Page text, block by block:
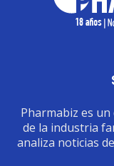
Pharmabiz es
de la industria
analiza noticias